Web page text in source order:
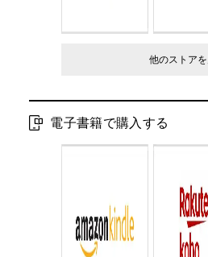
他のストア
電子書籍で購入する